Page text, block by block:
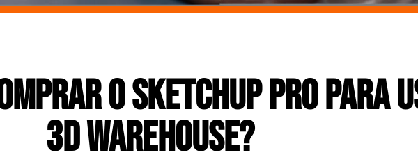
o SketchUp Pro para
3D Warehouse?